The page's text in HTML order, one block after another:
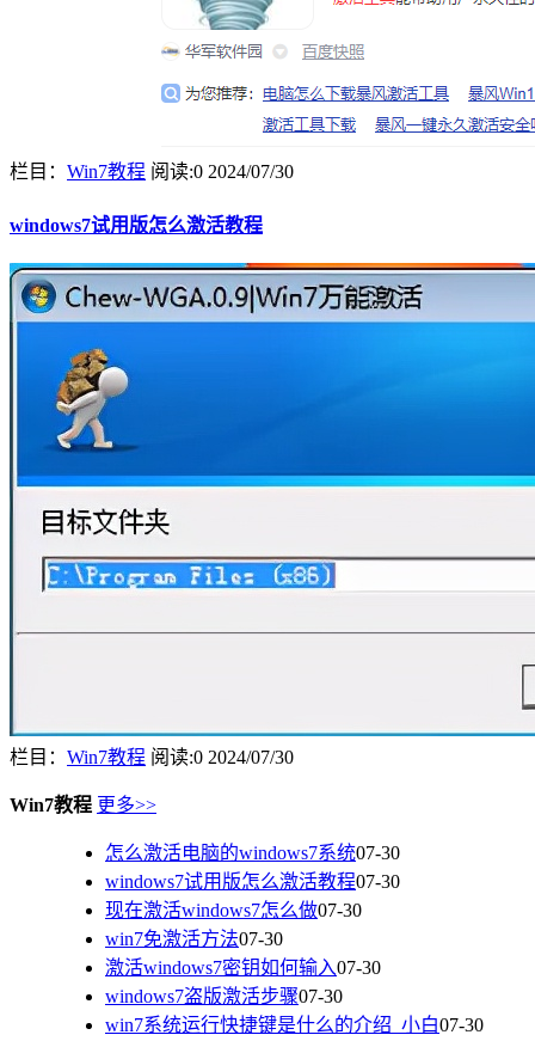
栏目： Win7教程 阅读:0 2024/07/30
windows7试用版怎么激活教程
栏目： Win7教程 阅读:0 2024/07/30
Win7教程 更多>>
怎么激活电脑的windows7系统07-30
windows7试用版怎么激活教程07-30
现在激活windows7怎么做07-30
win7免激活方法07-30
激活windows7密钥如何输入07-30
windows7盗版激活步骤07-30
win7系统运行快捷键是什么的介绍_小白07-30